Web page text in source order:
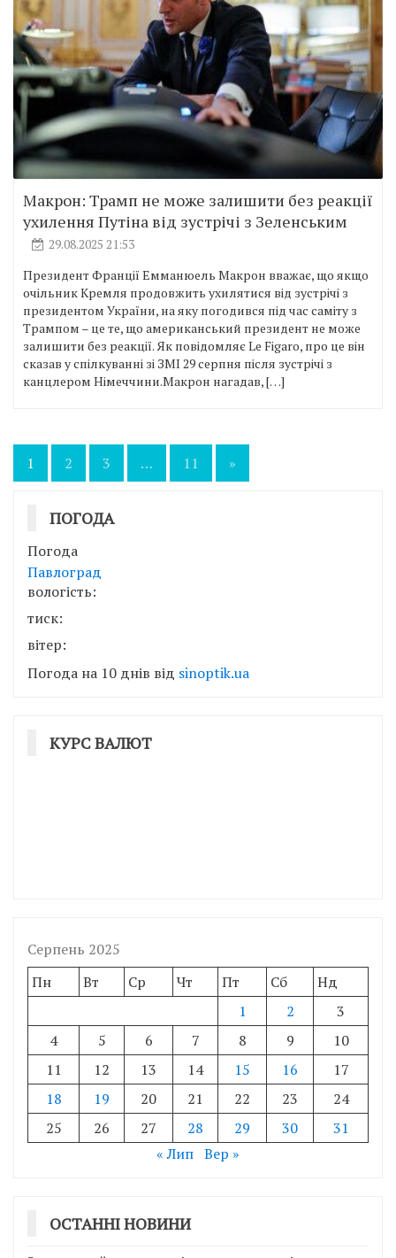
Макрон: Трамп не може залишити без реакції
ухилення Путіна від зустрічі з Зеленським
29.08.2025 21:53
Президент Франції Емманюель Макрон вважає, що якщо
очільник Кремля продовжить ухилятися від зустрічі з
президентом України, на яку погодився під час саміту з
Трампом – це те, що американський президент не може
залишити без реакції. Як повідомляє Le Figaro, про це він
сказав у спілкуванні зі ЗМІ 29 серпня після зустрічі з
канцлером Німеччини.Макрон нагадав, […]
Пагінація
1 2 3 … 11 »
ПОГОДА
Погода
Павлоград
вологість:
тиск:
вітер:
Погода на 10 днів від sinoptik.ua
КУРС ВАЛЮТ
Серпень 2025
Пн
Вт Ср Чт Пт Сб
Нд
1
2
3
4
5 6 7 8 9
10
11
12 13 14 15 16
17
18
19 20 21 22 23
24
25
26 27 28 29 30
31
« Лип Вер »
ОСТАННІ НОВИНИ